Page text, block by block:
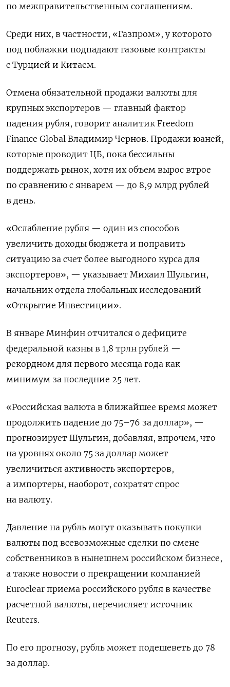
по межправительственным соглашениям.
Среди них, в частности, «Газпром», у которого
под поблажки подпадают газовые контракты
с Турцией и Китаем.
Отмена обязательной продажи валюты для
крупных экспортеров — главный фактор
падения рубля, говорит аналитик Freedom
Finance Global Владимир Чернов. Продажи юаней,
которые проводит ЦБ, пока бессильны
поддержать рынок, хотя их объем вырос втрое
по сравнению с январем — до 8,9 млрд рублей
в день.
«Ослабление рубля — один из способов
увеличить доходы бюджета и поправить
ситуацию за счет более выгодного курса для
экспортеров», — указывает Михаил Шульгин,
начальник отдела глобальных исследований
«Открытие Инвестиции».
В январе Минфин отчитался о дефиците
федеральной казны в 1,8 трлн рублей —
рекордном для первого месяца года как
минимум за последние 25 лет.
«Российская валюта в ближайшее время может
продолжить падение до 75–76 за доллар», —
прогнозирует Шульгин, добавляя, впрочем, что
на уровнях около 75 за доллар может
увеличиться активность экспортеров,
а импортеры, наоборот, сократят спрос
на валюту.
Давление на рубль могут оказывать покупки
валюты под всевозможные сделки по смене
собственников в нынешнем российском бизнесе,
а также новости о прекращении компанией
Euroclear приема российского рубля в качестве
расчетной валюты, перечисляет источник
Reuters.
По его прогнозу, рубль может подешеветь до 78
за доллар.